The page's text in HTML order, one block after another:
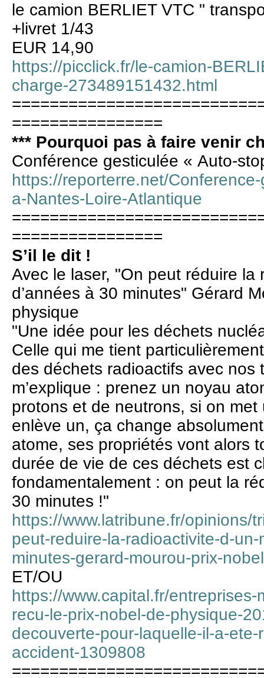
le camion BERLIET VTC "
+livret 1/43
EUR 14,90
https://picclick.fr/le-camion-
charge-273489151432.html
================
*** Pourquoi pas à faire venir
Conférence gesticulée « Auto-
https://reporterre.net/
a-Nantes-Loire-Atlantique
================
S’il le dit !
Avec le laser, "On peut réduire la
d’années à 30 minutes" Gérard
physique
"Une idée pour les déchets
Celle qui me tient
des déchets radioactifs avec nos
m’explique : prenez un noyau
protons et de neutrons, si on
enlève un, ça change
atome, ses propriétés vont alors
durée de vie de ces déchets est
fondamentalement : on peut la
30 minutes !"
https://www.latribune.fr/opinions/
peut-reduire-la-radioactivite-d-
minutes-gerard-mourou-prix-
ET/OU
https://www.capital.fr/
recu-le-prix-nobel-de-physique-
decouverte-pour-laquelle-il-a-
accident-1309808